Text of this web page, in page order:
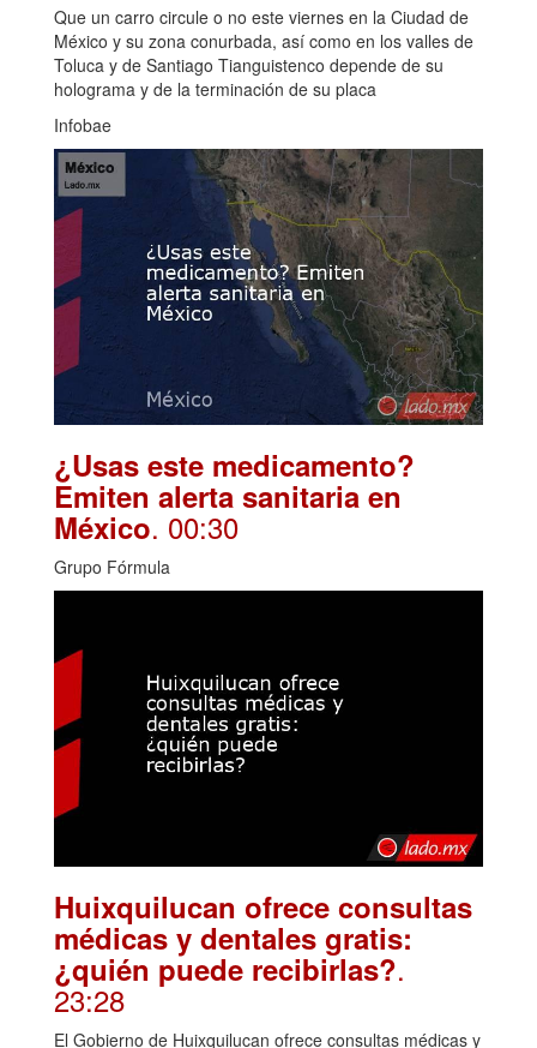
Que un carro circule o no este viernes en la Ciudad de
México y su zona conurbada, así como en los valles de
Toluca y de Santiago Tianguistenco depende de su
holograma y de la terminación de su placa
Infobae
¿Usas este medicamento?
Emiten alerta sanitaria en
México. 00:30
Grupo Fórmula
Huixquilucan ofrece consultas
médicas y dentales gratis:
¿quién puede recibirlas?.
23:28
El Gobierno de Huixquilucan ofrece consultas médicas y